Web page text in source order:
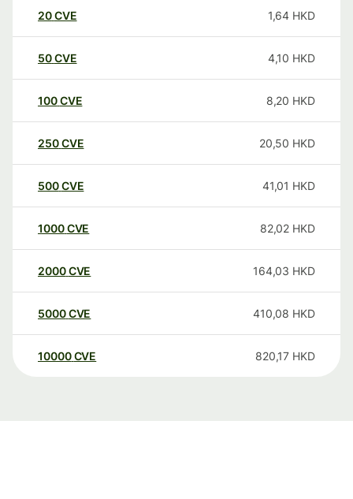
20CVE 1,64 HKD
50CVE 4,10 HKD
100CVE 8,20 HKD
250CVE 20,50 HKD
500CVE 41,01 HKD
1000CVE 82,02 HKD
2000CVE 164,03 HKD
5000CVE 410,08 HKD
10000 CVE 820,17 HKD